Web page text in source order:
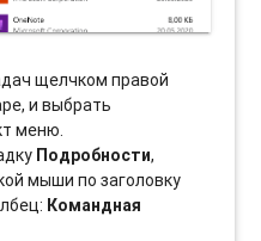
щелчком правой
и выбрать
меню.
Подробности,
мыши по заголовку
Командная